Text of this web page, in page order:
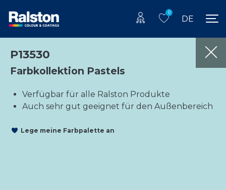
0
DE
P13530
Farbkollektion Pastels
Verfügbar für alle Ralston Produkte
Auch sehr gut geeignet für den Außenbereich
Lege meine Farbpalette an